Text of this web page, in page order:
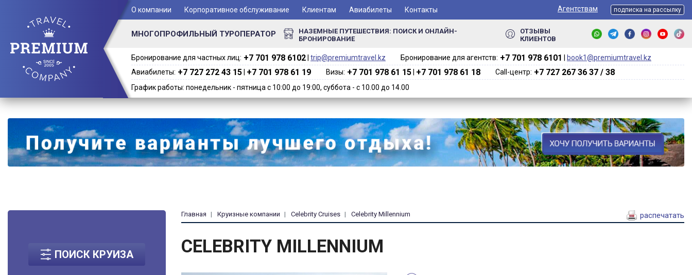
О компании Корпоративное обслуживание Клиентам Авиабилеты Контакты Агентствам подписка на рассылку
МНОГОПРОФИЛЬНЫЙ ТУРОПЕРАТОР
НАЗЕМНЫЕ ПУТЕШЕСТВИЯ: ПОИСК И ОНЛАЙН-
БРОНИРОВАНИЕ
ОТЗЫВЫ
КЛИЕНТОВ
Бронирование для частных лиц: +7 701 978 6102‬ trip@premiumtravel.kz Бронирование для агентств: +7 701 978 6101‬
book1@premiumtravel.kz
Авиабилеты: +7 727 272 43 15 +7 701 978 61 19 Визы: +7 701 978 61 15 +7 701 978 61 18 Call-центр: +7 727 267 36 37 / 38
График работы: понедельник - пятница с 10:00 до 19:00, суббота - с 10.00 до 14.00
ПОИСК КРУИЗА
Главная Круизные компании Celebrity Cruises Celebrity Millennium распечатать
CELEBRITY MILLENNIUM